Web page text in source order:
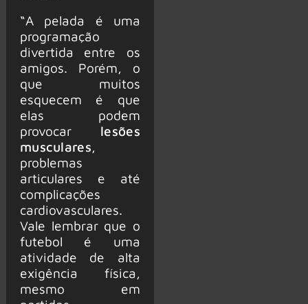
“A pelada é uma
programação
divertida entre os
amigos. Porém, o
que muitos
esquecem é que
elas podem
provocar lesões
musculares,
problemas
articulares e até
complicações
cardiovasculares.
Vale lembrar que o
futebol é uma
atividade de alta
exigência física,
mesmo em